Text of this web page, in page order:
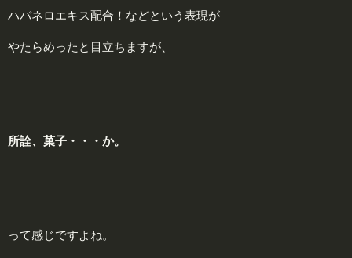
ハバネロエキス配合！などという表現が
やたらめったと目立ちますが、
所詮、菓子・・・か。
って感じですよね。